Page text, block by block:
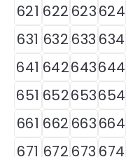
621 622 623624
631 632 633 634
641 642643644
651 652653654
661 662 663664
671 672 673 674